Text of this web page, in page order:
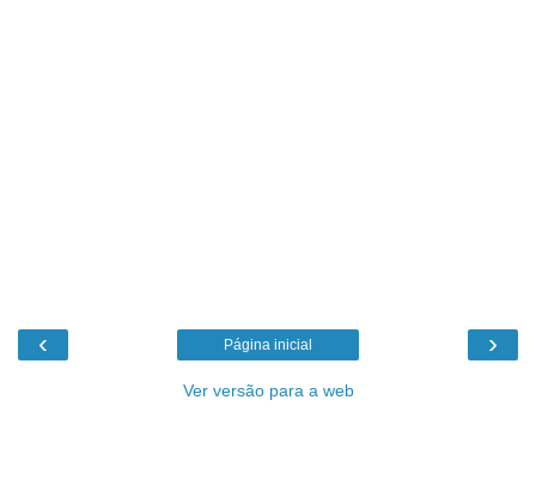
‹ ›
Página inicial
Ver versão para a web